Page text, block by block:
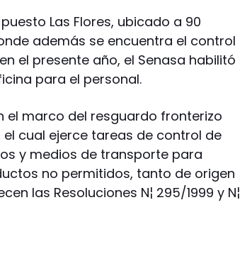
Las Flores, ubicado a 90
además se encuentra el control
el presente año, el Senasa habilitó
para el personal.
el marco del resguardo fronterizo
cual ejerce tareas de control de
y medios de transporte para
no permitidos, tanto de origen
las Resoluciones N¦ 295/1999 y N¦